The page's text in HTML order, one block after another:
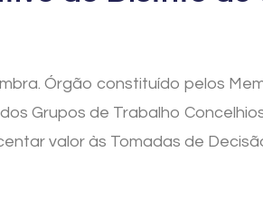
Órgão constituído pelos
Grupos de Trabalho
valor às Tomadas de